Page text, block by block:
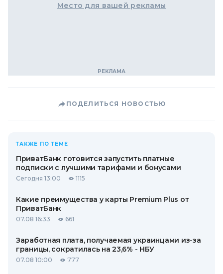
Место для вашей рекламы
ПОДЕЛИТЬСЯ НОВОСТЬЮ
ТАКЖЕ ПО ТЕМЕ
ПриватБанк готовится запустить платные
подписки с лучшими тарифами и бонусами
Сегодня 13:00 1115
Какие преимущества у карты Premium Plus от
ПриватБанк
07.08 16:33 661
Заработная плата, получаемая украинцами из-за
границы, сократилась на 23,6% - НБУ
07.08 10:00 777